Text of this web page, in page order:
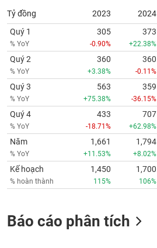
Tỷ đồng 2023 2024
Quý 1
% YoY
305
-0.90%
373
+22.38%
Quý 2
% YoY
360
+3.38%
360
-0.11%
Quý 3
% YoY
563
+75.38%
359
-36.15%
Quý 4
% YoY
433
-18.71%
707
+62.98%
Năm
% YoY
1,661
+11.53%
1,794
+8.02%
Kế hoạch
% hoàn thành
1,450
115%
1,700
106%
Báo cáo phân tích